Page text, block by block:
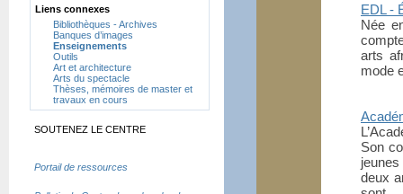
EDL -
Née
arts
mode
Son
deux
Liens connexes
Bibliothèques - Archives
Banques d’images
Enseignements
Outils
Art et architecture
Arts du spectacle
Thèses, mémoires de master et
travaux en cours
SOUTENEZ LE CENTRE
Portail de ressources